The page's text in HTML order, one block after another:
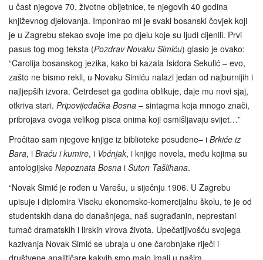
u čast njegove 70. životne obljetnice, te njegovih 40 godina
književnog djelovanja. Imponirao mi je svaki bosanski čovjek koji
je u Zagrebu stekao svoje ime po djelu koje su ljudi cijenili. Prvi
pasus tog mog teksta (Pozdrav Novaku Simiću) glasio je ovako:
“Čarolija bosanskog jezika, kako bi kazala Isidora Sekulić – evo,
zašto ne bismo rekli, u Novaku Simiću nalazi jedan od najburnijih i
najljepših izvora. Četrdeset ga godina oblikuje, daje mu novi sjaj,
otkriva stari. Pripovijedačka Bosna – sintagma koja mnogo znači,
pribrojava ovoga velikog pisca onima koji osmišljavaju svijet…”
Pročitao sam njegove knjige iz biblioteke posuđene– i Brkiće iz
Bara, i Braću i kumire, i Voćnjak, i knjige novela, među kojima su
antologijske Nepoznata Bosna i Suton Tašlihana.
“Novak Simić je rođen u Varešu, u siječnju 1906. U Zagrebu
upisuje i diplomira Visoku ekonomsko-komercijalnu školu, te je od
studentskih dana do današnjega, naš sugrađanin, neprestani
tumač dramatskih i lirskih virova života. Upečatljivošću svojega
kazivanja Novak Simić se ubraja u one čarobnjake riječi i